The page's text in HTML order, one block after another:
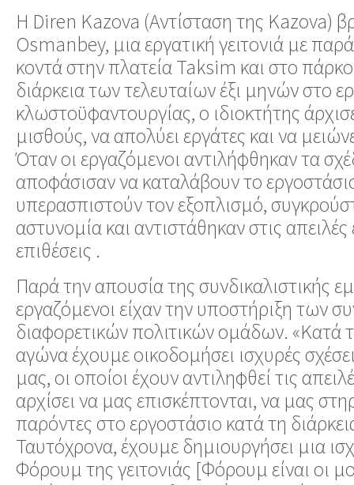
Η Diren Kazova (Αντίσταση της Kazova)
Osmanbey, μια εργατική γειτονιά με
κοντά στην πλατεία Taksim και στο
διάρκεια των τελευταίων έξι μηνών στο
κλωστοϋφαντουργίας, ο ιδιοκτήτης
μισθούς, να απολύει εργάτες και να
Όταν οι εργαζόμενοι αντιλήφθηκαν τα
αποφάσισαν να καταλάβουν το
υπερασπιστούν τον εξοπλισμό,
αστυνομία και αντιστάθηκαν στις απειλές
επιθέσεις .
Παρά την απουσία της συνδικαλιστικής
εργαζόμενοι είχαν την υποστήριξη των
διαφορετικών πολιτικών ομάδων. «Κατά
αγώνα έχουμε οικοδομήσει ισχυρές
μας, οι οποίοι έχουν αντιληφθεί τις
αρχίσει να μας επισκέπτονται, να μας
παρόντες στο εργοστάσιο κατά τη
Ταυτόχρονα, έχουμε δημιουργήσει μια
Φόρουμ της γειτονιάς [Φόρουμ είναι οι